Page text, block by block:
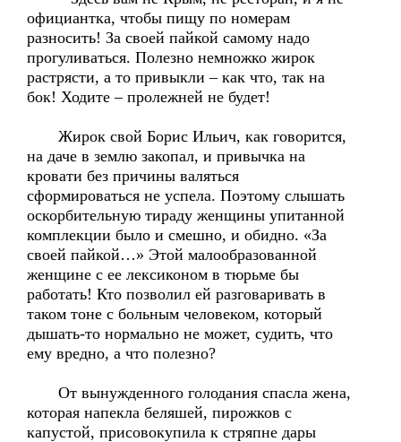
официантка, чтобы пищу по номерам
разносить! За своей пайкой самому надо
прогуливаться. Полезно немножко жирок
растрясти, а то привыкли – как что, так на
бок! Ходите – пролежней не будет!
Жирок свой Борис Ильич, как говорится,
на даче в землю закопал, и привычка на
кровати без причины валяться
сформироваться не успела. Поэтому слышать
оскорбительную тираду женщины упитанной
комплекции было и смешно, и обидно. «За
своей пайкой…» Этой малообразованной
женщине с ее лексиконом в тюрьме бы
работать! Кто позволил ей разговаривать в
таком тоне с больным человеком, который
дышать-то нормально не может, судить, что
ему вредно, а что полезно?
От вынужденного голодания спасла жена,
которая напекла беляшей, пирожков с
капустой, присовокупила к стряпне дары